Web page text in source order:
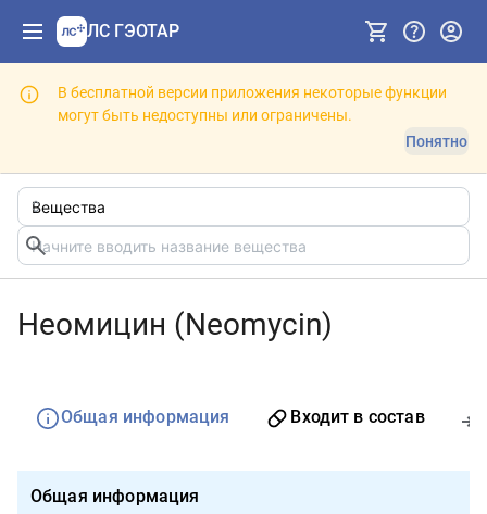
ЛС ГЭОТАР
В бесплатной версии приложения некоторые функции
могут быть недоступны или ограничены.
Понятно
Неомицин (Neomycin)
Общая информация Входит в состав
Общая информация